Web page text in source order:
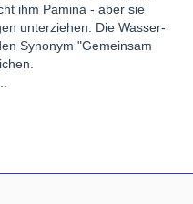
ihm Pamina - aber sie
unterziehen. Die Wasser-
Synonym "Gemeinsam